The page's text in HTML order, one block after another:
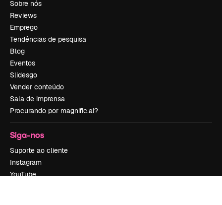
Sobre nós
Reviews
Emprego
Tendências de pesquisa
Blog
Eventos
Slidesgo
Vender conteúdo
Sala de imprensa
Procurando por magnific.ai?
Siga-nos
Suporte ao cliente
Instagram
YouTube